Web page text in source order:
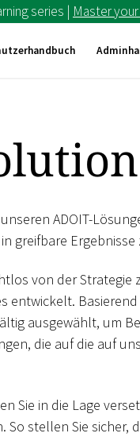
series | Master
ADOIT-
greifbare
von der
entwickelt.
ausgewählt, um
die auf die auf
Sie in die Lage
stellen Sie sicher,